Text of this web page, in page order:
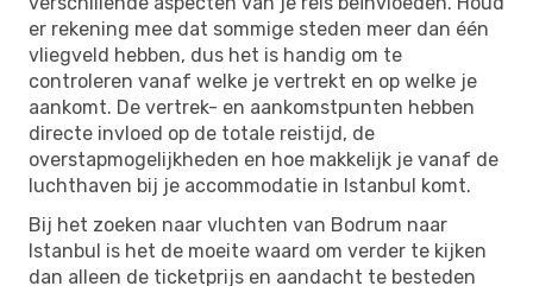
er rekening mee dat sommige steden meer dan één
vliegveld hebben, dus het is handig om te
controleren vanaf welke je vertrekt en op welke je
aankomt. De vertrek- en aankomstpunten hebben
directe invloed op de totale reistijd, de
overstapmogelijkheden en hoe makkelijk je vanaf de
luchthaven bij je accommodatie in Istanbul komt.
Bij het zoeken naar vluchten van Bodrum naar
Istanbul is het de moeite waard om verder te kijken
dan alleen de ticketprijs en aandacht te besteden